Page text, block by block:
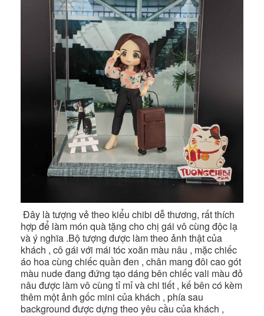
Đây là tượng vẻ theo kiểu chibi dễ thương, rất thích
hợp để làm món quà tặng cho chị gái vô cùng độc lạ
và ý nghĩa .Bộ tượng được làm theo ảnh thật của
khách , cô gái với mái tóc xoăn màu nâu , mặc chiếc
áo hoa cùng chiếc quần đen , chân mang đôi cao gót
màu nude đang đứng tạo dáng bên chiếc vali màu đỏ
nâu được làm vô cùng tỉ mỉ và chi tiết , kế bên có kèm
thêm một ảnh gốc mini của khách , phía sau
background được dựng theo yêu cầu của khách ,